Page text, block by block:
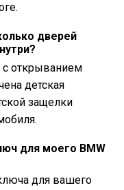
дверей
открыванием
детская
защелки
для моего BMW
для вашего